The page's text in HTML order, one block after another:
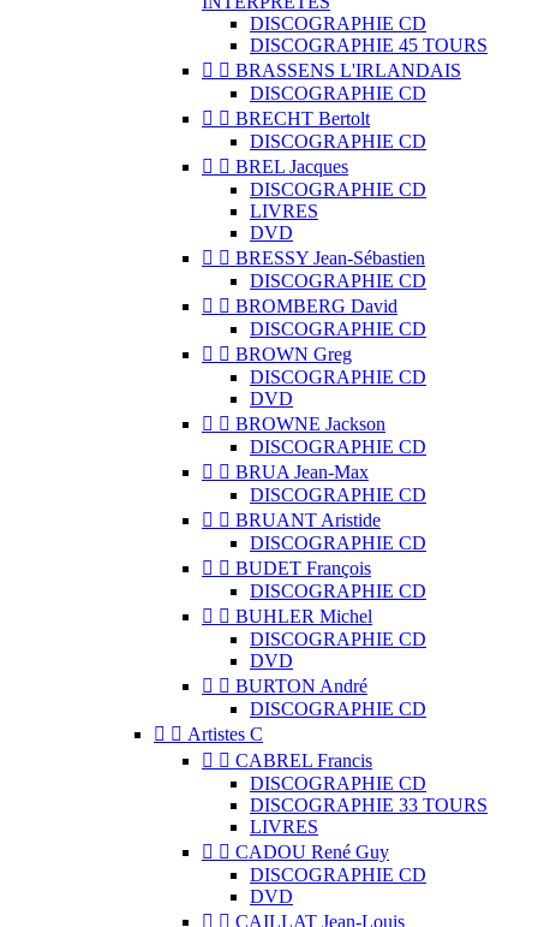
DISCOGRAPHIE CD
DISCOGRAPHIE 45 TOURS
  BRASSENS L'IRLANDAIS
DISCOGRAPHIE CD
  BRECHT Bertolt
DISCOGRAPHIE CD
  BREL Jacques
DISCOGRAPHIE CD
LIVRES
DVD
  BRESSY Jean-Sébastien
DISCOGRAPHIE CD
  BROMBERG David
DISCOGRAPHIE CD
  BROWN Greg
DISCOGRAPHIE CD
DVD
  BROWNE Jackson
DISCOGRAPHIE CD
  BRUA Jean-Max
DISCOGRAPHIE CD
  BRUANT Aristide
DISCOGRAPHIE CD
  BUDET François
DISCOGRAPHIE CD
  BUHLER Michel
DISCOGRAPHIE CD
DVD
  BURTON André
DISCOGRAPHIE CD
  Artistes C
  CABREL Francis
DISCOGRAPHIE CD
DISCOGRAPHIE 33 TOURS
LIVRES
  CADOU René Guy
DISCOGRAPHIE CD
DVD
  CAILLAT Jean-Louis